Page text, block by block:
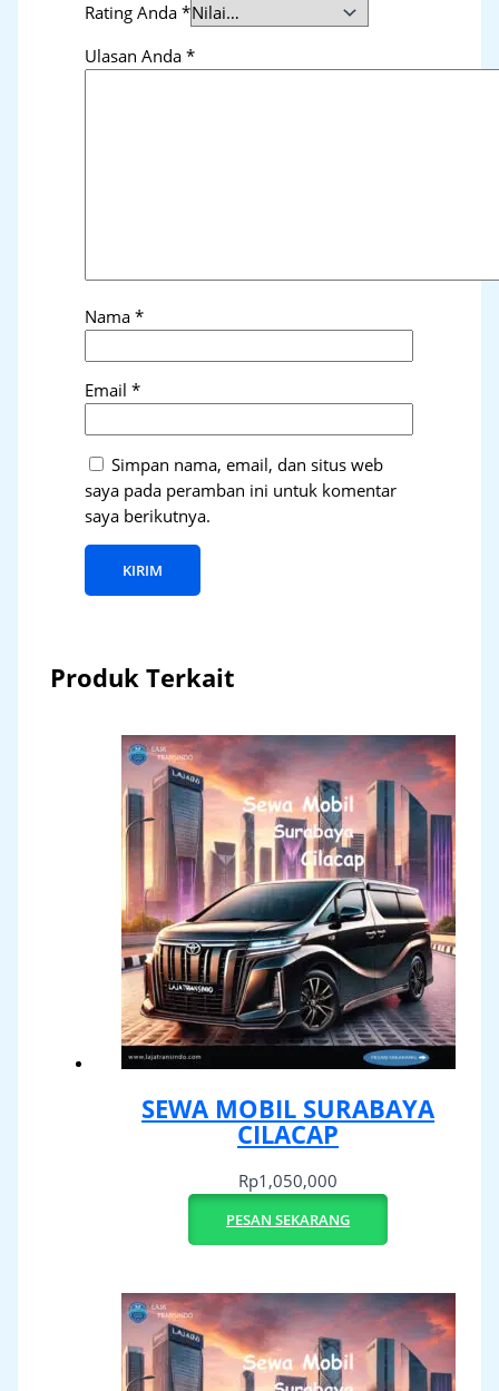
Rating Anda*
Ulasan Anda*
Nama*
Email*
Simpan nama, email, dan situs web
saya pada peramban ini untuk komentar
saya berikutnya.
Produk Terkait
SEWA MOBIL SURABAYA
CILACAP
Rp1,050,000
PESAN SEKARANG